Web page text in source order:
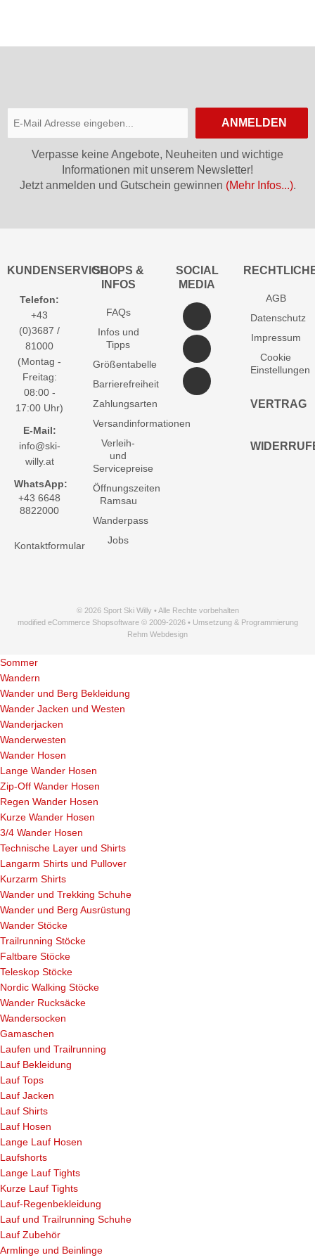
ANMELDEN
Verpasse keine Angebote, Neuheiten und wichtige
Informationen mit unserem Newsletter!
Jetzt anmelden und Gutschein gewinnen (Mehr Infos...).
KUNDENSERVICE
Telefon:
+43
(0)3687 /
81000
(Montag -
Freitag:
08:00 -
17:00 Uhr)
E-Mail:
info@ski-
willy.at
WhatsApp:
+43 6648
8822000
Kontaktformular
SHOPS &
INFOS
FAQs
Infos und
Tipps
Größentabelle
Barrierefreiheit
Zahlungsarten
Versandinformationen
Verleih-
und
Servicepreise
Öffnungszeiten
Ramsau
Wanderpass
Jobs
SOCIAL
MEDIA
AGB
Datenschutz
Impressum
Cookie
Einstellungen
VERTRAG
© 2026 Sport Ski Willy • Alle Rechte vorbehalten
modified eCommerce Shopsoftware © 2009-2026 • Umsetzung & Programmierung
Rehm Webdesign
Sommer
Wandern
Wander und Berg Bekleidung
Wander Jacken und Westen
Wanderjacken
Wanderwesten
Wander Hosen
Lange Wander Hosen
Zip-Off Wander Hosen
Regen Wander Hosen
Kurze Wander Hosen
3/4 Wander Hosen
Technische Layer und Shirts
Langarm Shirts und Pullover
Kurzarm Shirts
Wander und Trekking Schuhe
Wander und Berg Ausrüstung
Wander Stöcke
Trailrunning Stöcke
Faltbare Stöcke
Teleskop Stöcke
Nordic Walking Stöcke
Wander Rucksäcke
Wandersocken
Gamaschen
Laufen und Trailrunning
Lauf Bekleidung
Lauf Tops
Lauf Jacken
Lauf Shirts
Lauf Hosen
Lange Lauf Hosen
Laufshorts
Lange Lauf Tights
Kurze Lauf Tights
Lauf-Regenbekleidung
Lauf und Trailrunning Schuhe
Lauf Zubehör
Armlinge und Beinlinge